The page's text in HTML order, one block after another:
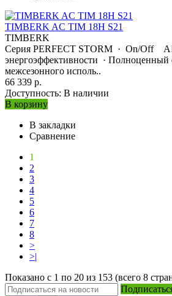
TIMBERK AC TIM 18H S21
TIMBERK
Серия PERFECT STORM · On/Off А!
энергоэффективности · Полноценный
межсезонного исполь..
66 339 р.
Доступность: В наличии
В корзину
В закладки
Сравнение
1
2
3
4
5
6
7
8
>
>|
Показано с 1 по 20 из 153 (всего 8